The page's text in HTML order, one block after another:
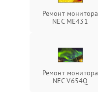
Ремонт монитора
NEC ME431
Ремонт монитора
NEC V654Q